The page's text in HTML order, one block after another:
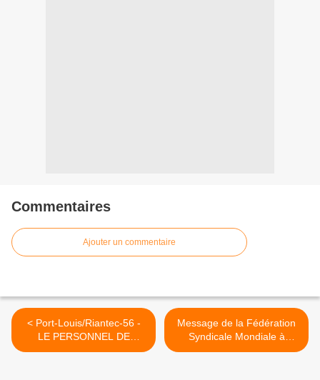
Commentaires
Ajouter un commentaire
< Port-Louis/Riantec-56 -
LE PERSONNEL DE
L'HOPITAL EN GREVE
Message de la Fédération
Syndicale Mondiale à
l'occasion de la journée du